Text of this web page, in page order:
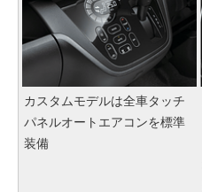
カスタムモデルは全車タッチ
パネルオートエアコンを標準
装備